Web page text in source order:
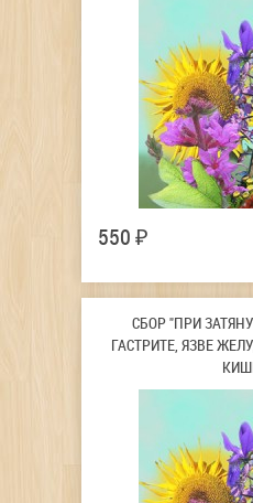
550 ₽
СБОР "ПРИ
ГАСТРИТЕ, ЯЗВЕ